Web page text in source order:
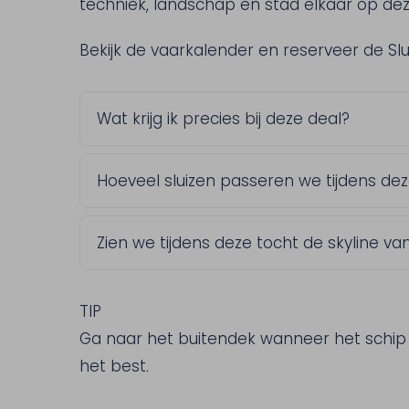
techniek, landschap en stad elkaar op
Bekijk de vaarkalender en reserveer de
Wat krijg ik precies bij deze deal?
vlaai of bittergarnituur. Ook koffie of
Hoeveel sluizen passeren we tijdens
werk gaat.
Zien we tijdens deze tocht de skyline
Natalinitoren en de Christoffelkathedraal.
TIP
Ga naar het buitendek wanneer het
het best.